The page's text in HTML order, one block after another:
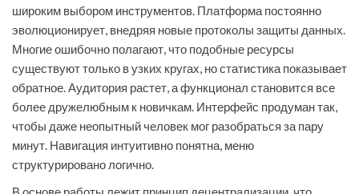
широким выбором инструментов. Платформа постоянно
эволюционирует, внедряя новые протоколы защиты данных.
Многие ошибочно полагают, что подобные ресурсы
существуют только в узких кругах, но статистика показывает
обратное. Аудитория растет, а функционал становится все
более дружелюбным к новичкам. Интерфейс продуман так,
чтобы даже неопытный человек мог разобраться за пару
минут. Навигация интуитивно понятна, меню
структурировано логично.